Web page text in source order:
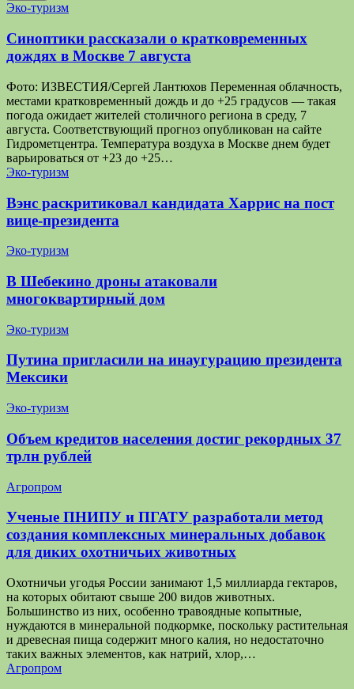
Эко-туризм
Синоптики рассказали о кратковременных
дождях в Москве 7 августа
Фото: ИЗВЕСТИЯ/Сергей Лантюхов Переменная облачность,
местами кратковременный дождь и до +25 градусов — такая
погода ожидает жителей столичного региона в среду, 7
августа. Соответствующий прогноз опубликован на сайте
Гидрометцентра. Температура воздуха в Москве днем будет
варьироваться от +23 до +25…
Эко-туризм
Вэнс раскритиковал кандидата Харрис на пост
вице-президента
Эко-туризм
В Шебекино дроны атаковали
многоквартирный дом
Эко-туризм
Путина пригласили на инаугурацию президента
Мексики
Эко-туризм
Объем кредитов населения достиг рекордных 37
трлн рублей
Агропром
Ученые ПНИПУ и ПГАТУ разработали метод
создания комплексных минеральных добавок
для диких охотничьих животных
Охотничьи угодья России занимают 1,5 миллиарда гектаров,
на которых обитают свыше 200 видов животных.
Большинство из них, особенно травоядные копытные,
нуждаются в минеральной подкормке, поскольку растительная
и древесная пища содержит много калия, но недостаточно
таких важных элементов, как натрий, хлор,…
Агропром